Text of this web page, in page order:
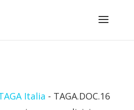
Italia - TAGA.DOC.16